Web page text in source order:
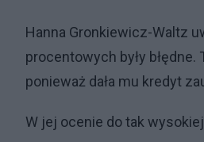
Hanna Gronkiewicz-Waltz
procentowych były
ponieważ dała mu kredyt
W jej ocenie do tak